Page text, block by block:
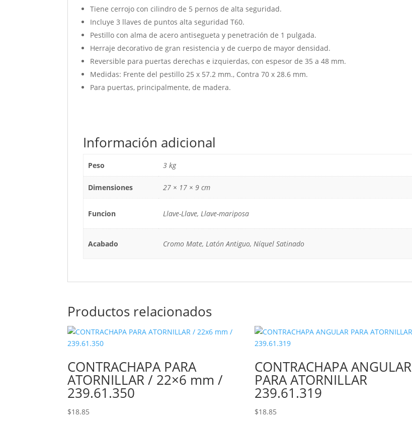
Tiene cerrojo con cilindro de 5 pernos de alta seguridad.
Incluye 3 llaves de puntos alta seguridad T60.
Pestillo con alma de acero antisegueta y penetración de 1 pulgada.
Herraje decorativo de gran resistencia y de cuerpo de mayor densidad.
Reversible para puertas derechas e izquierdas, con espesor de 35 a 48 mm.
Medidas: Frente del pestillo 25 x 57.2 mm., Contra 70 x 28.6 mm.
Para puertas, principalmente, de madera.
Información adicional
Peso 3 kg
Dimensiones 27 × 17 × 9 cm
Funcion Llave-Llave, Llave-mariposa
Acabado Cromo Mate, Latón Antiguo, Níquel Satinado
Productos relacionados
CONTRACHAPA PARA
ATORNILLAR / 22×6 mm /
239.61.350
$18.85
CONTRACHAPA ANGULAR
PARA ATORNILLAR
239.61.319
$18.85